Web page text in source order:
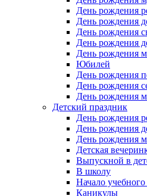
День рождения
День рождения
День рождения
День рождения
День рождения
Юбилей
День рождения
День рождения
День рождения
Детский праздник
День рождения
День рождения
День рождения
Детская
Выпускной в
В школу
Начало учебного
Каникулы